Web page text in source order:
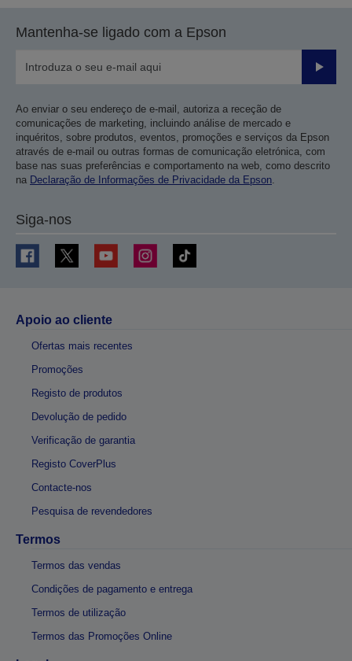
anterior
página
Mantenha-se ligado com a Epson
Enviar
Ao enviar o seu endereço de e-mail, autoriza a receção de
comunicações de marketing, incluindo análise de mercado e
inquéritos, sobre produtos, eventos, promoções e serviços da Epson
através de e-mail ou outras formas de comunicação eletrónica, com
base nas suas preferências e comportamento na web, como descrito
na Declaração de Informações de Privacidade da Epson.
Siga-nos
Apoio ao cliente
Ofertas mais recentes
Promoções
Registo de produtos
Devolução de pedido
Verificação de garantia
Registo CoverPlus
Contacte-nos
Pesquisa de revendedores
Termos
Termos das vendas
Condições de pagamento e entrega
Termos de utilização
Termos das Promoções Online